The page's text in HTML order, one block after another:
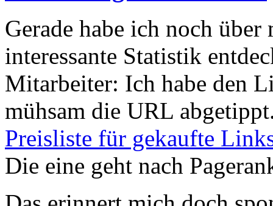
Gerade habe ich noch
interessante Statistik
Mitarbeiter: Ich habe den
mühsam die URL
Preisliste für gekaufte
Die eine geht nach